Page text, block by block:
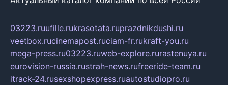
03223.ruufille.rukrasotata.ruprazdnikdushi.ru
veetbox.rucinemapost.ruciam-fr.rukraft-you.ru
mega-press.ru03223.ruweb-explore.rurastenuya.ru
eurovision-russia.rustrah-news.rufreeride-team.ru
itrack-24.rusexshopexpress.ruautostudiopro.ru